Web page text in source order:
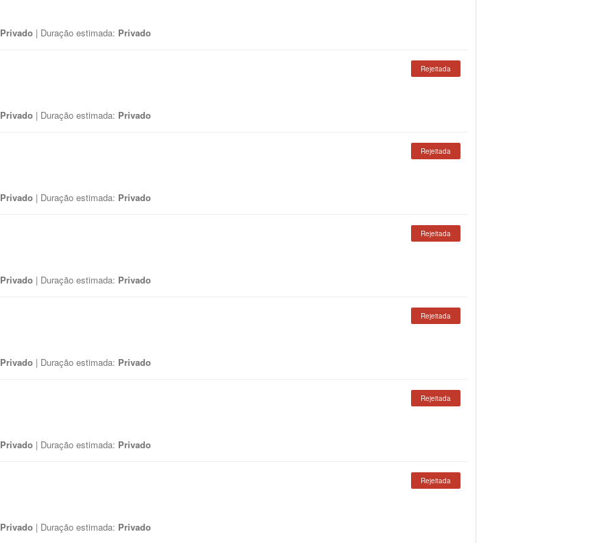
Privado | Duração estimada: Privado
Rejeitada
Privado | Duração estimada: Privado
Rejeitada
Privado | Duração estimada: Privado
Rejeitada
Privado | Duração estimada: Privado
Rejeitada
Privado | Duração estimada: Privado
Rejeitada
Privado | Duração estimada: Privado
Rejeitada
Privado | Duração estimada: Privado